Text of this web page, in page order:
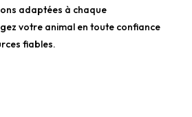
adaptées à chaque
votre animal en toute confiance
fiables.